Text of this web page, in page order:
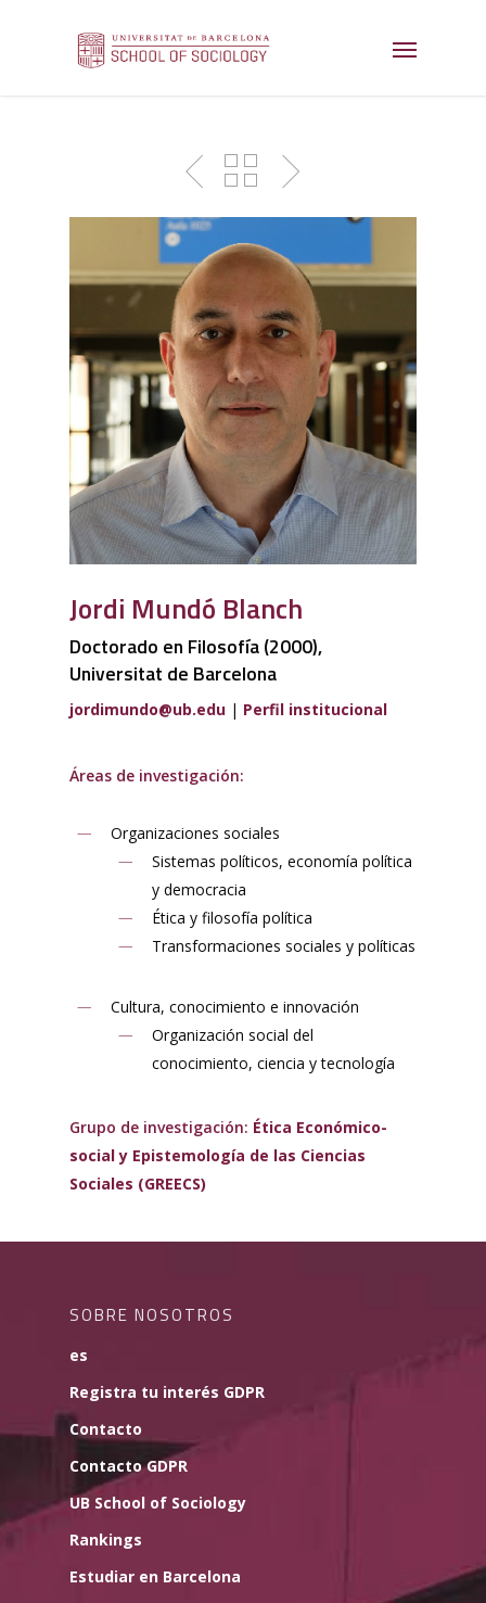
Jordi Mundó Blanch
Doctorado en Filosofía (2000),
Universitat de Barcelona
jordimundo@ub.edu | Perfil institucional
Áreas de investigación:
Organizaciones sociales
Sistemas políticos, economía política
y democracia
Ética y filosofía política
Transformaciones sociales y políticas
Cultura, conocimiento e innovación
Organización social del
conocimiento, ciencia y tecnología
Grupo de investigación: Ética Económico-
social y Epistemología de las Ciencias
Sociales (GREECS)
SOBRE NOSOTROS
es
Registra tu interés GDPR
Contacto
Contacto GDPR
UB School of Sociology
Rankings
Estudiar en Barcelona